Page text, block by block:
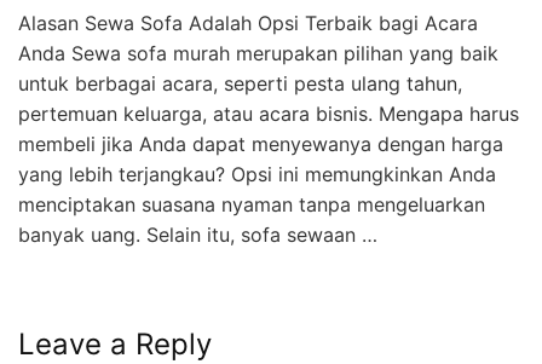
Alasan Sewa Sofa Adalah Opsi Terbaik bagi Acara
Anda Sewa sofa murah merupakan pilihan yang baik
untuk berbagai acara, seperti pesta ulang tahun,
pertemuan keluarga, atau acara bisnis. Mengapa harus
membeli jika Anda dapat menyewanya dengan harga
yang lebih terjangkau? Opsi ini memungkinkan Anda
menciptakan suasana nyaman tanpa mengeluarkan
banyak uang. Selain itu, sofa sewaan …
Leave a Reply